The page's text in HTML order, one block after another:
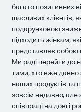
багато позитивних
щасливих клієнтів,
подарунковою
підходить жінкам,
представляє собою
Ми раді перейти до
тими, хто вже давно
наших продуктів та
зовсім недавно, але
співпраці на довгі